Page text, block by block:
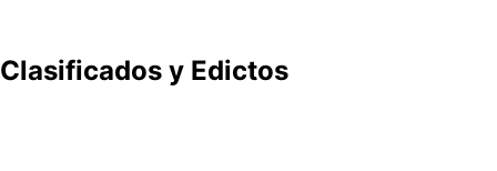
Clasificados y Edictos